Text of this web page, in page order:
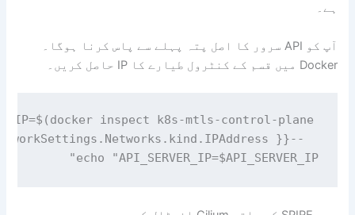
ہے۔
آپ کو API سرور کا اصل پتہ پہلے سے پاس کرنا ہوگا۔
Docker میں قسم کے کنٹرول طیارے کا IP حاصل کریں۔
echo "API_SERVER_IP=$API_SERVER_IP"